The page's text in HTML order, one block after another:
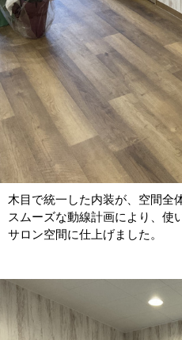
木目で統一した内装が、空間全
スムーズな動線計画により、使
サロン空間に仕上げました。